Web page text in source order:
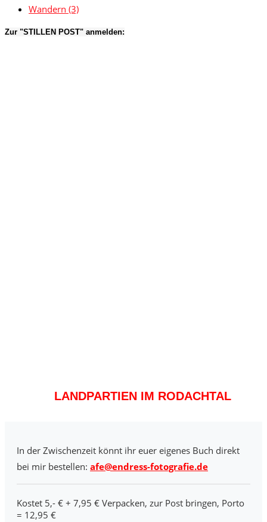
Wandern (3)
Zur "STILLEN POST" anmelden:
LANDPARTIEN IM RODACHTAL
In der Zwischenzeit könnt ihr euer eigenes Buch direkt
bei mir bestellen: afe@endress-fotografie.de
Kostet 5,- € + 7,95 € Verpacken, zur Post bringen, Porto
= 12,95 €